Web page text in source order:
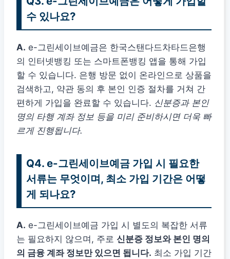
수 있나요?
A. e-그린세이브예금은 한국스탠다드차타드은행
의 인터넷뱅킹 또는 스마트폰뱅킹 앱을 통해 가입
할 수 있습니다. 은행 방문 없이 온라인으로 상품을
검색하고, 약관 동의 후 본인 인증 절차를 거쳐 간
편하게 가입을 완료할 수 있습니다. 신분증과 본인
명의 타행 계좌 정보 등을 미리 준비하시면 더욱 빠
르게 진행됩니다.
Q4. e-그린세이브예금 가입 시 필요한
서류는 무엇이며, 최소 가입 기간은 어떻
게 되나요?
A. e-그린세이브예금 가입 시 별도의 복잡한 서류
는 필요하지 않으며, 주로 신분증 정보와 본인 명의
의 금융 계좌 정보만 있으면 됩니다. 최소 가입 기간